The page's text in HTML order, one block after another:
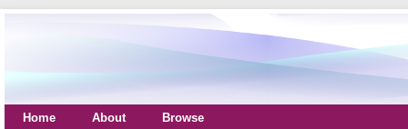
Home About
Browse